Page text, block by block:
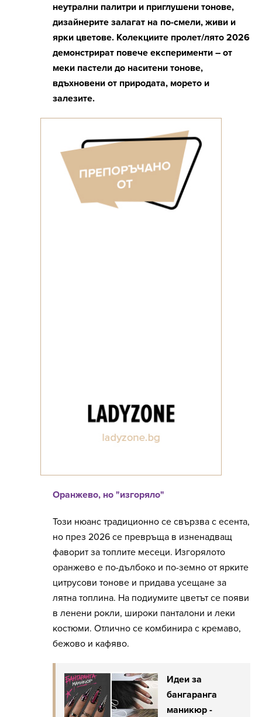
неутрални палитри и приглушени тонове,
дизайнерите залагат на по-смели, живи и
ярки цветове. Колекциите пролет/лято 2026
демонстрират повече експерименти – от
меки пастели до наситени тонове,
вдъхновени от природата, морето и
залезите.
Оранжево, но "изгоряло"
Този нюанс традиционно се свързва с есента,
но през 2026 се превръща в изненадващ
фаворит за топлите месеци. Изгорялото
оранжево е по-дълбоко и по-земно от ярките
цитрусови тонове и придава усещане за
лятна топлина. На подиумите цветът се появи
в ленени рокли, широки панталони и леки
костюми. Отлично се комбинира с кремаво,
бежово и кафяво.
Идеи за
бангаранга
маникюр -